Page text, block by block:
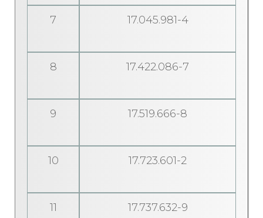
7 17.045.981-4
8 17.422.086-7
9 17.519.666-8
10 17.723.601-2
11 17.737.632-9